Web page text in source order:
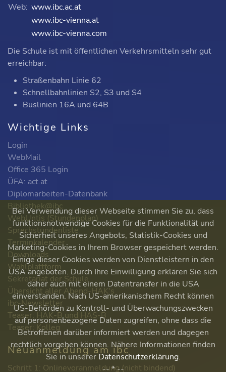
Web: www.ibc.ac.at
www.ibc-vienna.at
www.ibc-vienna.com
Die Schule ist mit öffentlichen Verkehrsmitteln sehr gut
erreichbar:
Straßenbahn Linie 62
Schnellbahnlinien S2, S3 und S4
Buslinien 16A und 64B
Wichtige Links
Login
WebMail
Office 365 Login
ÜFA: act.at
Diplomarbeiten-Datenbank
Bibliothek@ibc
WebUntis (Stundenplan)
Sprechstundenliste
Terminkalender
Downloads
Wahlplattform
Sekretariat der Schule
Übersicht aller Abend-HAK's
ibc-Newsletter
Teaser: HAK-B und HAS-B
Teaser: Kolleg
Neuanmeldung am ibc
Schritt 1: Onlinevoranmeldung (nicht bindend)
Bei Verwendung dieser Webseite stimmen Sie zu, dass
funktionsnotwendige Cookies für die Funktionalität und
Sicherheit unseres Angebots, Statistik-Cookies und
Marketing-Cookies in Ihrem Browser gespeichert werden.
Einige dieser Cookies werden von Dienstleistern in den
USA angeboten. Durch Ihre Einwilligung erklären Sie sich
daher auch mit einem Datentransfer in die USA
einverstanden. Nach US-amerikanischem Recht können
US-Behörden zu Kontroll- und Überwachungszwecken
auf personenbezogene Daten zugreifen, ohne dass die
Betroffenen darüber informiert werden und dagegen
rechtlich vorgehen können. Nähere Informationen finden
Sie in unsererDatenschutzerklärung.
-- * --